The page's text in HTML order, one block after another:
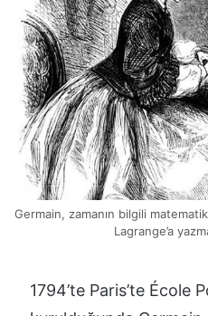
Germain, zamanın bilgili
Lagrange’a
1794’te Paris’te École